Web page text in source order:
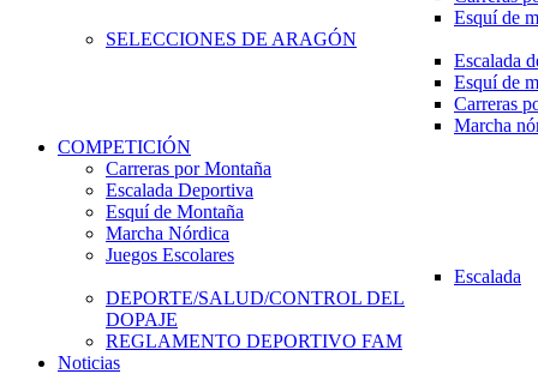
Esquí de
SELECCIONES DE ARAGÓN
Escalada
Esquí de
Carreras
Marcha
COMPETICIÓN
Carreras por Montaña
Escalada Deportiva
Esquí de Montaña
Marcha Nórdica
Juegos Escolares
Escalada
DEPORTE/SALUD/CONTROL DEL
DOPAJE
REGLAMENTO DEPORTIVO FAM
Noticias